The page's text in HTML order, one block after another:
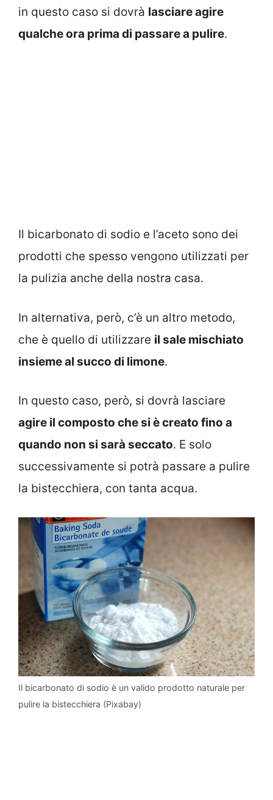
in questo caso si dovrà lasciare agire
qualche ora prima di passare a pulire.
Il bicarbonato di sodio e l’aceto sono dei
prodotti che spesso vengono utilizzati per
la pulizia anche della nostra casa.
In alternativa, però, c’è un altro metodo,
che è quello di utilizzare il sale mischiato
insieme al succo di limone.
In questo caso, però, si dovrà lasciare
agire il composto che si è creato fino a
quando non si sarà seccato. E solo
successivamente si potrà passare a pulire
la bistecchiera, con tanta acqua.
Il bicarbonato di sodio è un valido prodotto naturale per
pulire la bistecchiera (Pixabay)